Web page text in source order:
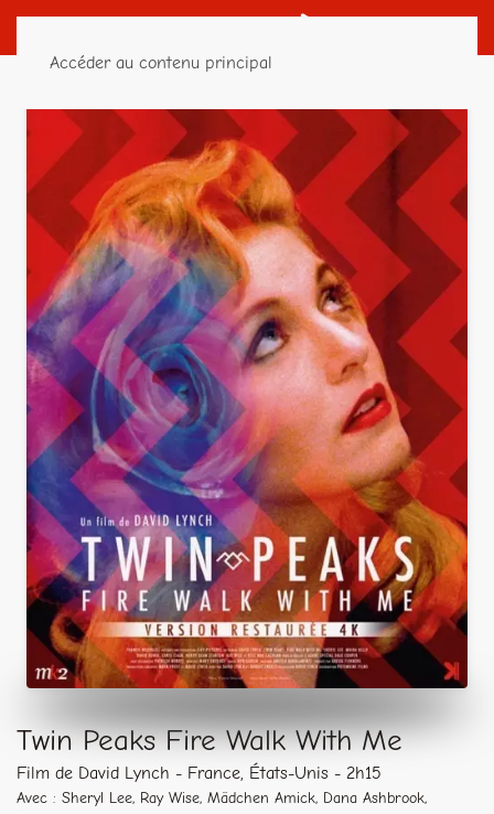
Accéder au contenu principal
Twin Peaks Fire Walk With Me
Film de David Lynch - France, États-Unis - 2h15
Avec : Sheryl Lee, Ray Wise, Mädchen Amick, Dana Ashbrook,